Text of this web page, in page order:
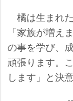
橘は生まれ
「家族が増え
の事を学び、
頑張ります。
します」と決